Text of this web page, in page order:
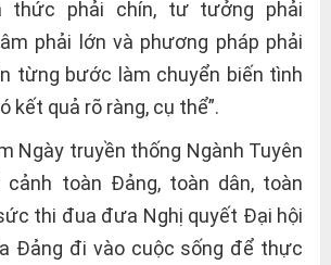
thức phải chín, tư tưởng phải
phải lớn và phương pháp phải
từng bước làm chuyển biến tình
kết quả rõ ràng, cụ thể”.
Ngày truyền thống Ngành Tuyên
cảnh toàn Đảng, toàn dân, toàn
thi đua đưa Nghị quyết Đại hội
Đảng đi vào cuộc sống để thực